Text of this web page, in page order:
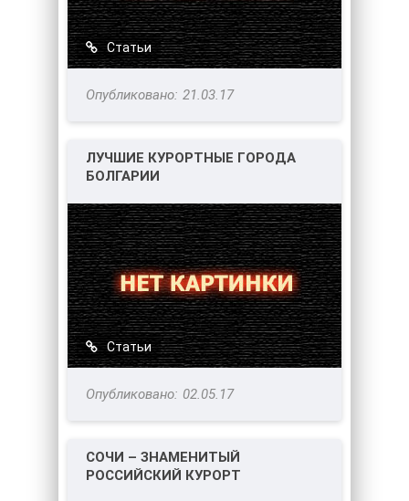
Статьи
21.03.17
ЛУЧШИЕ КУРОРТНЫЕ ГОРОДА
БОЛГАРИИ
Статьи
02.05.17
СОЧИ – ЗНАМЕНИТЫЙ
РОССИЙСКИЙ КУРОРТ